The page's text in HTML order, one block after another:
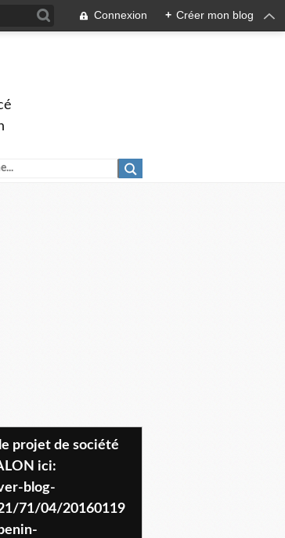
Connexion + Créer mon blog
ici:
blog-
71/04/20160119